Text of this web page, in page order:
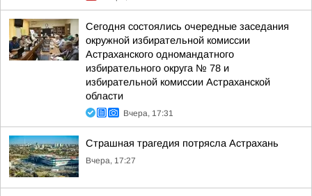
Сегодня состоялись очередные заседания
окружной избирательной комиссии
Астраханского одномандатного
избирательного округа № 78 и
избирательной комиссии Астраханской
области
Вчера, 17:31
Страшная трагедия потрясла Астрахань
Вчера, 17:27